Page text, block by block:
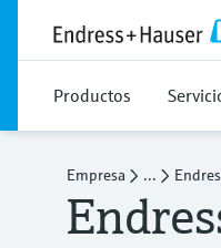
Productos
Empresa ...